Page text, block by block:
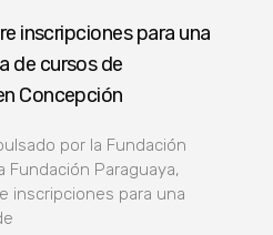
inscripciones para una
de cursos de
Concepción
por la Fundación
Fundación Paraguaya,
inscripciones para una